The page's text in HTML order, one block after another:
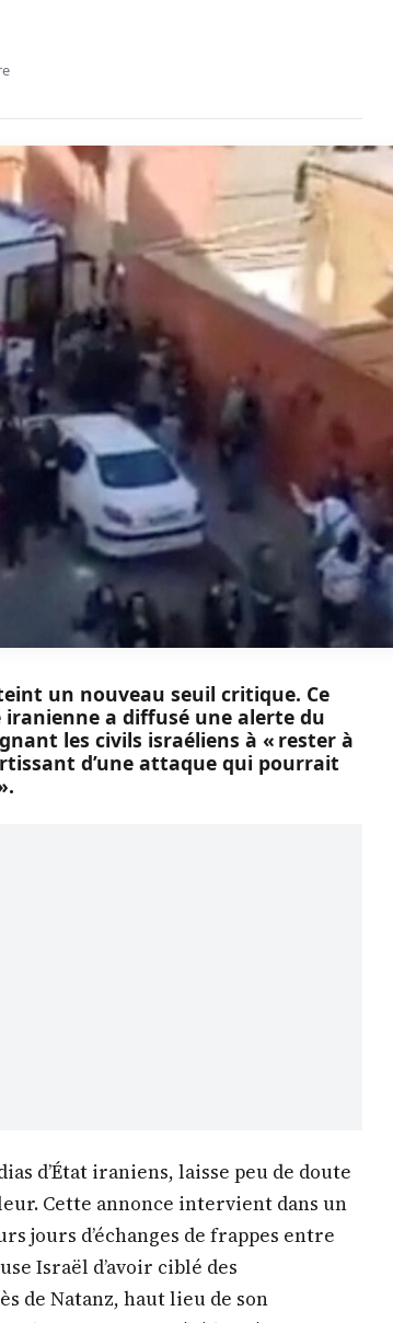
un nouveau seuil critique. Ce
iranienne a diffusé une alerte du
les civils israéliens à « rester à
d’une attaque qui pourrait
d’État iraniens, laisse peu de doute
Cette annonce intervient dans un
jours d’échanges de frappes entre
Israël d’avoir ciblé des
de Natanz, haut lieu de son